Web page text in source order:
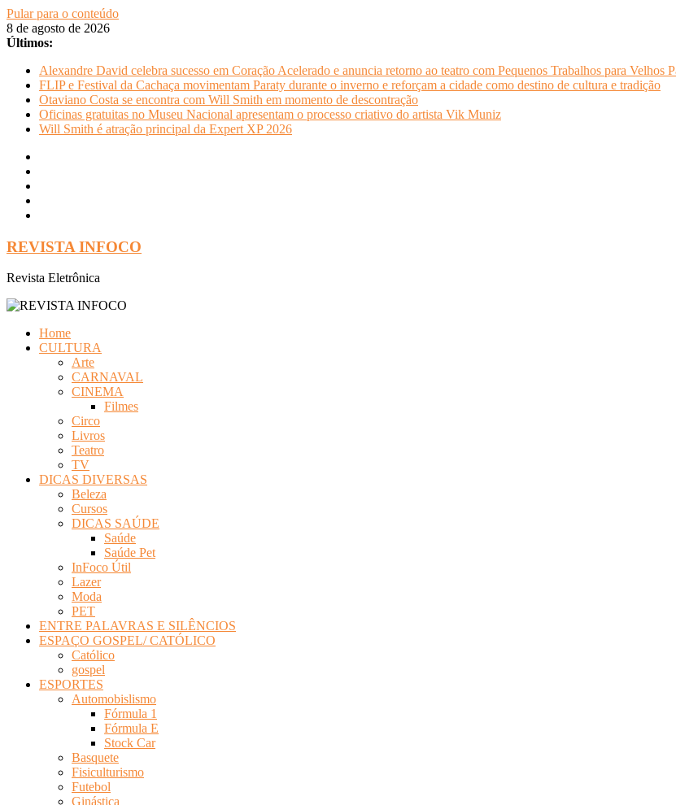
Pular para o conteúdo
8 de agosto de 2026
Últimos:
Alexandre David celebra sucesso em Coração Acelerado e anuncia retorno ao teatro com Pequenos Trabalhos para Velhos
FLIP e Festival da Cachaça movimentam Paraty durante o inverno e reforçam a cidade como destino de cultura e tradição
Otaviano Costa se encontra com Will Smith em momento de descontração
Oficinas gratuitas no Museu Nacional apresentam o processo criativo do artista Vik Muniz
Will Smith é atração principal da Expert XP 2026
REVISTA INFOCO
Revista Eletrônica
Home
CULTURA
Arte
CARNAVAL
CINEMA
Filmes
Circo
Livros
Teatro
TV
DICAS DIVERSAS
Beleza
Cursos
DICAS SAÚDE
Saúde
Saúde Pet
InFoco Útil
Lazer
Moda
PET
ENTRE PALAVRAS E SILÊNCIOS
ESPAÇO GOSPEL/ CATÓLICO
Católico
gospel
ESPORTES
Automobislismo
Fórmula 1
Fórmula E
Stock Car
Basquete
Fisiculturismo
Futebol
Ginástica